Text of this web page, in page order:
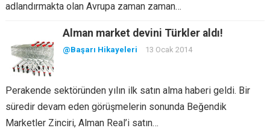
adlandırmakta olan Avrupa zaman zaman…
Alman market devini Türkler aldı!
@Başarı Hikayeleri 13 Ocak 2014
Perakende sektöründen yılın ilk satın alma haberi geldi. Bir
süredir devam eden görüşmelerin sonunda Beğendik
Marketler Zinciri, Alman Real’i satın…